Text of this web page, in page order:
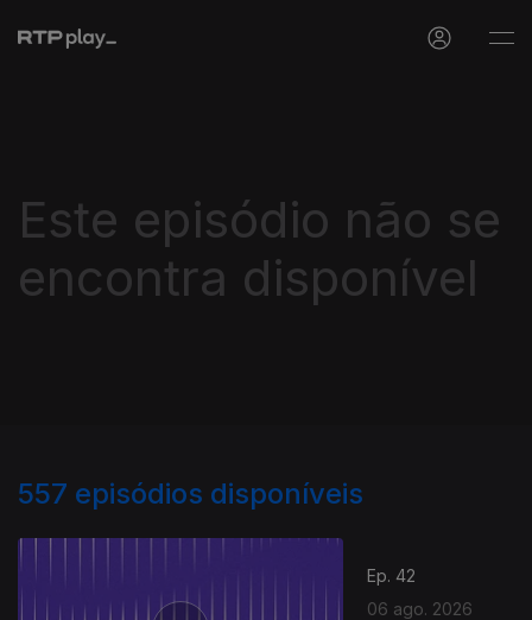
Este episódio não se
encontra disponível
557 episódios disponíveis
Ep. 42
06 ago. 2026